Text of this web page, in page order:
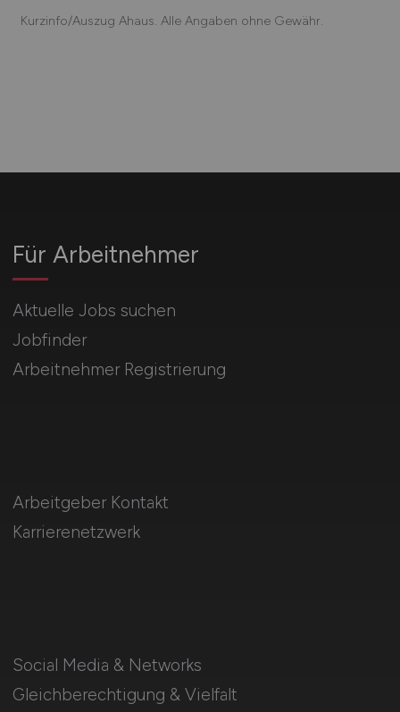
Kurzinfo/Auszug Ahaus. Alle Angaben ohne Gewähr.
Für Arbeitnehmer
Aktuelle Jobs suchen
Jobfinder
Arbeitnehmer Registrierung
Social Media & Networks
Gleichberechtigung & Vielfalt
Arbeitgeber Kontakt
Karrierenetzwerk